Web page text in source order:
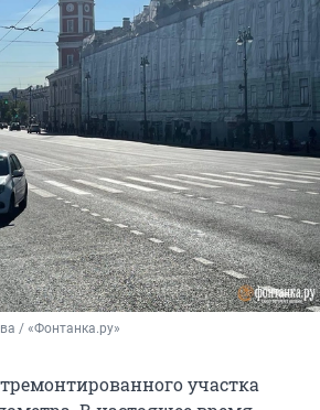
/ «Фонтанка.ру»
участка